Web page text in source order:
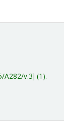
A282/v.3 (1).